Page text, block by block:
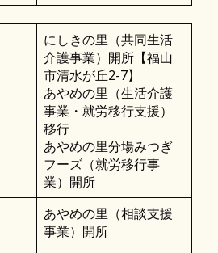
にしきの里（共同生活
介護事業）開所【福山
市清水が丘2-7】
あやめの里（生活介護
事業・就労移行支援）
移行
あやめの里分場みつぎ
フーズ（就労移行事
業）開所
あやめの里（相談支援
事業）開所